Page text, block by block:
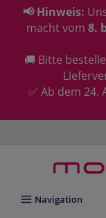
📢 Hinweis:
macht vom 8.
🚚 Bitte
✅ Ab dem
Navigation